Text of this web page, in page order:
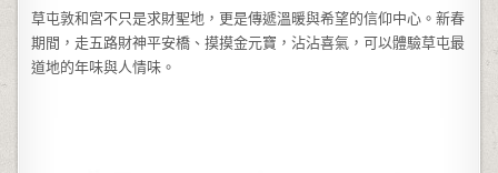
草屯敦和宮不只是求財聖地，更是傳遞溫暖與希望的信仰中心。新春
期間，走五路財神平安橋、摸摸金元寶，沾沾喜氣，可以體驗草屯最
道地的年味與人情味。